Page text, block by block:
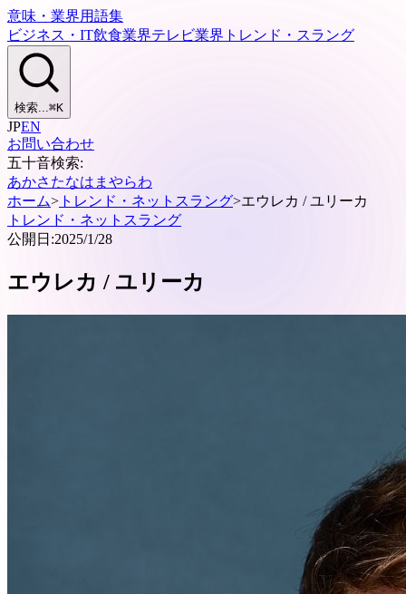
意味・業界用語集
ビジネス・IT飲食業界テレビ業界 トレンド・スラング
検索...⌘K
JPEN
お問い合わせ
五十音検索:
あかさ たなは ま やらわ
ホーム> トレンド・ネットスラング>エウレカ / ユリーカ
トレンド・ネットスラング
公開日:2025/1/28
エウレカ / ユリーカ